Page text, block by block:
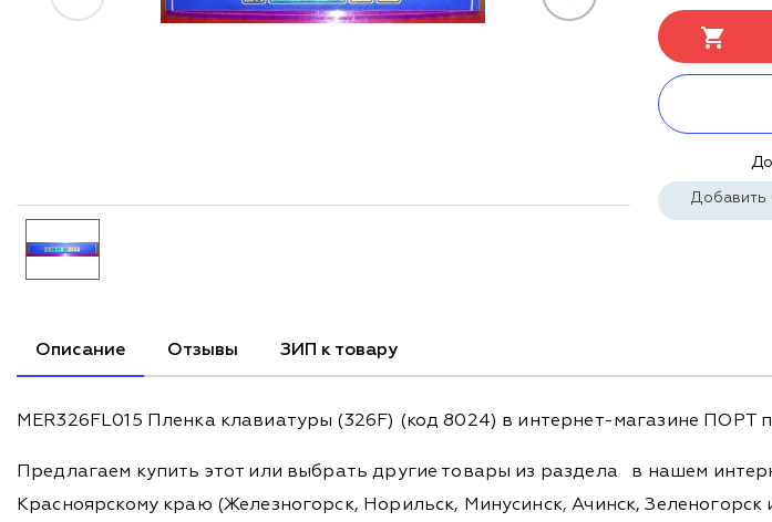
Добавить
Описание Отзывы ЗИП к товару
MER326FL015 Пленка клавиатуры (326F) (код 8024) в интернет-магазине ПОРТ
Предлагаем купить этот или выбрать другие товары из раздела
в нашем
Красноярскому краю (Железногорск, Норильск, Минусинск, Ачинск,